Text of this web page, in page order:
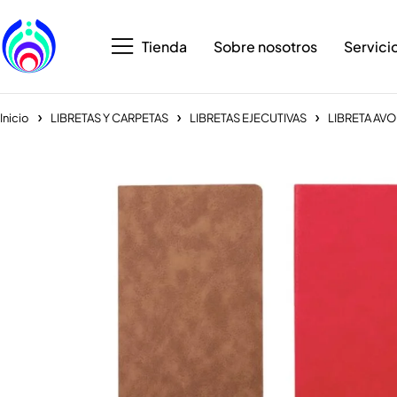
Tienda Sobre nosotros
Inicio LIBRETAS Y CARPETAS LIBRETAS EJECUTIVAS LIBRETA